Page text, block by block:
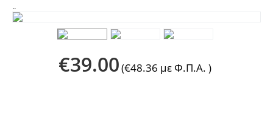
..
€39.00(€48.36 με Φ.Π.Α. )